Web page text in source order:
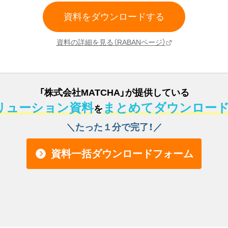
資料をダウンロードする
資料の詳細を見る（RABANページ）
「株式会社MATCHA」 が提供している
ューション資料を まとめてダウンロー
＼たった１分で完了！／
資料一括ダウンロードフォーム